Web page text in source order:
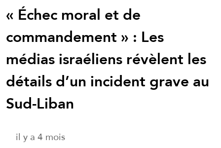
« Échec moral et de
commandement » : Les
médias israéliens révèlent les
détails d’un incident grave au
Sud-Liban
il y a 4 mois